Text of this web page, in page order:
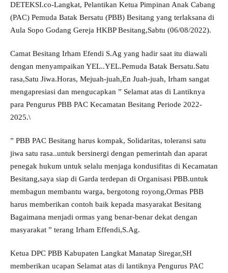
DETEKSI.co-Langkat, Pelantikan Ketua Pimpinan Anak Cabang
(PAC) Pemuda Batak Bersatu (PBB) Besitang yang terlaksana di
Aula Sopo Godang Gereja HKBP Besitang,Sabtu (06/08/2022).
Camat Besitang Irham Efendi S.Ag yang hadir saat itu diawali
dengan menyampaikan YEL..YEL.Pemuda Batak Bersatu.Satu
rasa,Satu Jiwa.Horas, Mejuah-juah,En Juah-juah, Irham sangat
mengapresiasi dan mengucapkan ” Selamat atas di Lantiknya
para Pengurus PBB PAC Kecamatan Besitang Periode 2022-
2025.\
” PBB PAC Besitang harus kompak, Solidaritas, toleransi satu
jiwa satu rasa..untuk bersinergi dengan pemerintah dan aparat
penegak hukum untuk selalu menjaga kondusifitas di Kecamatan
Besitang,saya siap di Garda terdepan di Organisasi PBB.untuk
membagun membantu warga, bergotong royong,Ormas PBB
harus memberikan contoh baik kepada masyarakat Besitang
Bagaimana menjadi ormas yang benar-benar dekat dengan
masyarakat ” terang Irham Effendi,S.Ag.
Ketua DPC PBB Kabupaten Langkat Manatap Siregar,SH
memberikan ucapan Selamat atas di lantiknya Pengurus PAC